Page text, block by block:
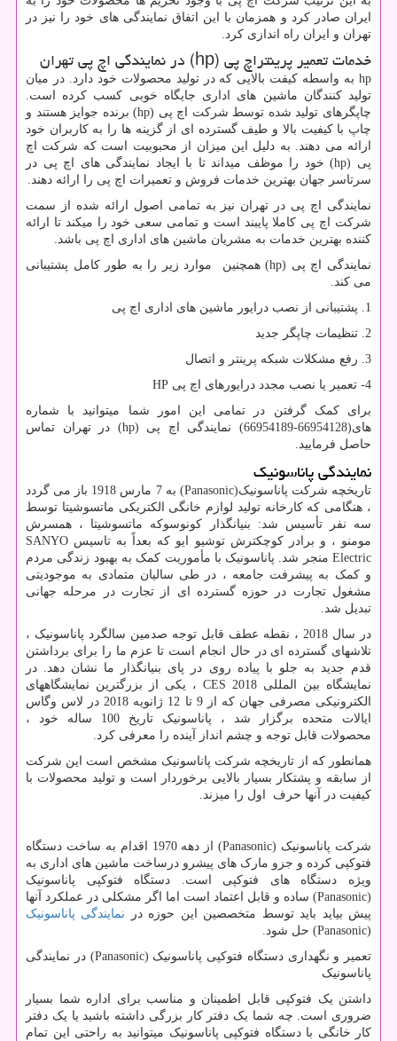
ایران صادر کرد و همزمان با این اتفاق نمایندگی های خود را نیز در
تهران و ایران راه اندازی کرد.
خدمات تعمیر پرینتراچ پیhp)) در نمایندگی اچ پی تهران
hp به واسطه کیفت بالایی که در تولید محصولات خود دارد. در میان
تولید کنندگان ماشین های اداری جایگاه خوبی کسب کرده است.
چاپگرهای تولید شده توسط شرکت اچ پی hp)) برنده جوایز هستند و
چاپ با کیفیت بالا و طیف گسترده ای از گزینه ها را به کاربران خود
ارائه می دهند. به دلیل این میزان از محبوبیت است که شرکت اچ
پی hp)) خود را موظف میداند تا با ایجاد نمایندگی های اچ پی در
سرتاسر جهان بهترین خدمات فروش و تعمیرات اچ پی را ارائه دهند.
نمایندگی اچ پی در تهران نیز به تمامی اصول ارائه شده از سمت
شرکت اچ پی کاملا پایبند است و تمامی سعی خود را میکند تا ارائه
کننده بهترین خدمات به مشریان ماشین های اداری اچ پی باشد.
نمایندگی اچ پی hp)) همچنین موارد زیر را به طور کامل پشتیبانی
می کند.
1. پشتیبانی از نصب درایور ماشین های اداری اچ پی
2. تنظیمات چاپگر جدید
3. رفع مشکلات شبکه پرینتر و اتصال
4- تعمیر یا نصب مجدد درایورهای اچ پی
HP
برای کمک گرفتن در تمامی این امور شما میتوانید با شماره
های(66954128-66954189) نمایندگی اچ پی
hp)) در تهران تماس
حاصل فرمایید.
نمایندگی پاناسونیک
تاریخچه شرکت پاناسونیک(Panasonic
) به 7 مارس 1918 باز می گردد
، هنگامی که کارخانه تولید لوازم خانگی الکتریکی ماتسوشیتا توسط
سه نفر تأسیس شد: بنیانگذار کونوسوکه ماتسوشیتا ، همسرش
مومنو ، و برادر کوچکترش توشیو ایو که بعداً به تاسیس SANYO
Electric منجر شد. پاناسونیک با مأموریت کمک به بهبود زندگی مردم
و کمک به پیشرفت جامعه ، در طی سالیان متمادی به موجودیتی
مشغول تجارت در حوزه گسترده ای از تجارت در مرحله جهانی
تبدیل شد.
در سال 2018 ، نقطه عطف قابل توجه صدمین سالگرد پاناسونیک ،
تلاشهای گسترده ای در حال انجام است تا عزم ما را برای برداشتن
قدم جدید به جلو با پیاده روی در پای بنیانگذار ما نشان دهد. در
نمایشگاه بین المللی CES 2018 ، یکی از بزرگترین نمایشگاههای
الکترونیکی مصرفی جهان که از 9 تا 12 ژانویه 2018 در لاس وگاس
ایالات متحده برگزار شد ، پاناسونیک تاریخ 100 ساله خود ،
محصولات قابل توجه و چشم انداز آینده را معرفی کرد.
همانطور که از تاریخچه شرکت پاناسونیک مشخص است این شرکت
از سابقه و پشتکار بسیار بالایی برخوردار است و تولید محصولات با
کیفیت در آنها حرف اول را میزند.
شرکت پاناسونیک Panasonic)
) از دهه 1970 اقدام به ساخت دستگاه
فتوکپی کرده و جزو مارک های پیشرو درساخت ماشین های اداری به
ویژه دستگاه های فتوکپی است. دستگاه فتوکپی پاناسونیک
Panasonic)) ساده و قابل اعتماد است اما اگر مشکلی در عملکرد آنها
پیش بیاید باید توسط متخصصین این حوزه در نمایندگی پاناسونیک
Panasonic)) حل شود.
تعمیر و نگهداری دستگاه فتوکپی پاناسونیک Panasonic)) در نمایندگی
پاناسونیک
داشتن یک فتوکپی قابل اطمینان و مناسب برای اداره شما بسیار
ضروری است. چه شما یک دفتر کار بزرگی داشته باشید یا یک دفتر
کار خانگی با دستگاه فتوکپی پاناسونیک میتوانید به راحتی این تمام